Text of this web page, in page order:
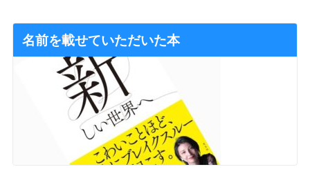
名前を載せていただいた本